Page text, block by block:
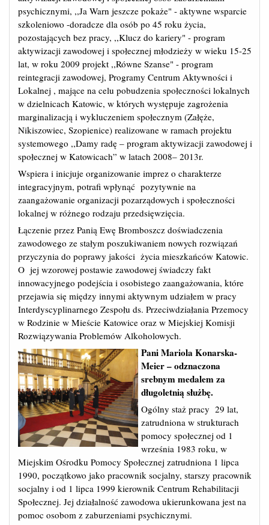
psychicznymi, ,,Ja Warn jeszcze pokaże" - aktywne wsparcie
szkoleniowo -doradcze dla osób po 45 roku życia,
pozostających bez pracy, ,,Klucz do kariery" - program
aktywizacji zawodowej i społecznej młodzieży w wieku 15-25
lat, w roku 2009 projekt ,,Równe Szanse" - program
reintegracji zawodowej, Programy Centrum Aktywności i
Lokalnej , mające na celu pobudzenia społeczności lokalnych
w dzielnicach Katowic, w których występuje zagrożenia
marginalizacją i wykluczeniem społecznym (Załęże,
Nikiszowiec, Szopienice) realizowane w ramach projektu
systemowego ,,Damy radę – program aktywizacji zawodowej i
społecznej w Katowicach” w latach 2008– 2013r.
Wspiera i inicjuje organizowanie imprez o charakterze
integracyjnym, potrafi wpłynąć pozytywnie na
zaangażowanie organizacji pozarządowych i społeczności
lokalnej w różnego rodzaju przedsięwzięcia.
Łączenie przez Panią Ewę Bromboszcz doświadczenia
zawodowego ze stałym poszukiwaniem nowych rozwiązań
przyczynia do poprawy jakości życia mieszkańców Katowic.
O jej wzorowej postawie zawodowej świadczy fakt
innowacyjnego podejścia i osobistego zaangażowania, które
przejawia się między innymi aktywnym udziałem w pracy
Interdyscyplinarnego Zespołu ds. Przeciwdziałania Przemocy
w Rodzinie w Mieście Katowice oraz w Miejskiej Komisji
Rozwiązywania Problemów Alkoholowych.
Pani Mariola Konarska-
Meier – odznaczona
srebnym medalem za
długoletnią służbę.
Ogólny staż pracy 29 lat,
zatrudniona w strukturach
pomocy społecznej od 1
września 1983 roku, w
Miejskim Ośrodku Pomocy Społecznej zatrudniona 1 lipca
1990, początkowo jako pracownik socjalny, starszy pracownik
socjalny i od 1 lipca 1999 kierownik Centrum Rehabilitacji
Społecznej. Jej działalność zawodowa ukierunkowana jest na
pomoc osobom z zaburzeniami psychicznymi.